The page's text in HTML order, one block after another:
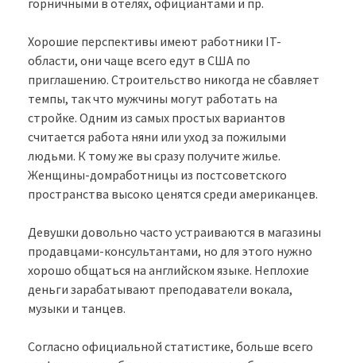
горничными в отелях, официантами и пр.
Хорошие перспективы имеют работники IT-
области, они чаще всего едут в США по
приглашению. Строительство никогда не сбавляет
темпы, так что мужчины могут работать на
стройке. Одним из самых простых вариантов
считается работа няни или уход за пожилыми
людьми. К тому же вы сразу получите жилье.
Женщины-домработницы из постсоветского
пространства высоко ценятся среди американцев.
Девушки довольно часто устраиваются в магазины
продавцами-консультантами, но для этого нужно
хорошо общаться на английском языке. Неплохие
деньги зарабатывают преподаватели вокала,
музыки и танцев.
Согласно официальной статистике, больше всего